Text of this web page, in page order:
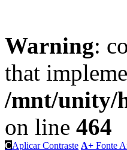
Warning:
that
/mnt/unity/
on line 464
CAplicar Contraste A+ Fonte